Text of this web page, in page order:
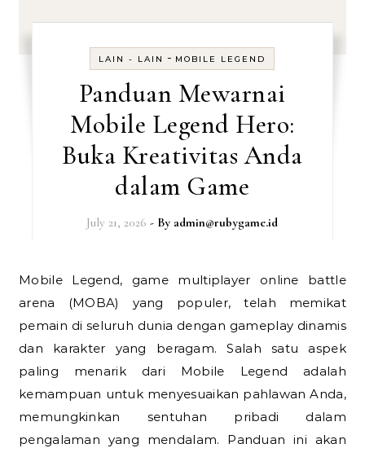
LAIN - LAIN - MOBILE LEGEND
Panduan Mewarnai
Mobile Legend Hero:
Buka Kreativitas Anda
dalam Game
July 21, 2026 - By admin@rubygame.id
Mobile Legend, game multiplayer online battle
arena (MOBA) yang populer, telah memikat
pemain di seluruh dunia dengan gameplay dinamis
dan karakter yang beragam. Salah satu aspek
paling menarik dari Mobile Legend adalah
kemampuan untuk menyesuaikan pahlawan Anda,
memungkinkan sentuhan pribadi dalam
pengalaman yang mendalam. Panduan ini akan